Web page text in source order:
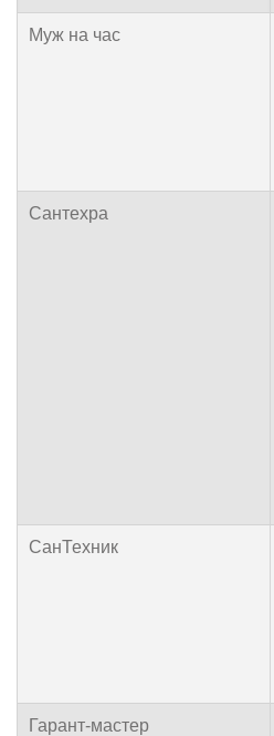
Муж на час
Сантехра
СанТехник
Гарант-мастер